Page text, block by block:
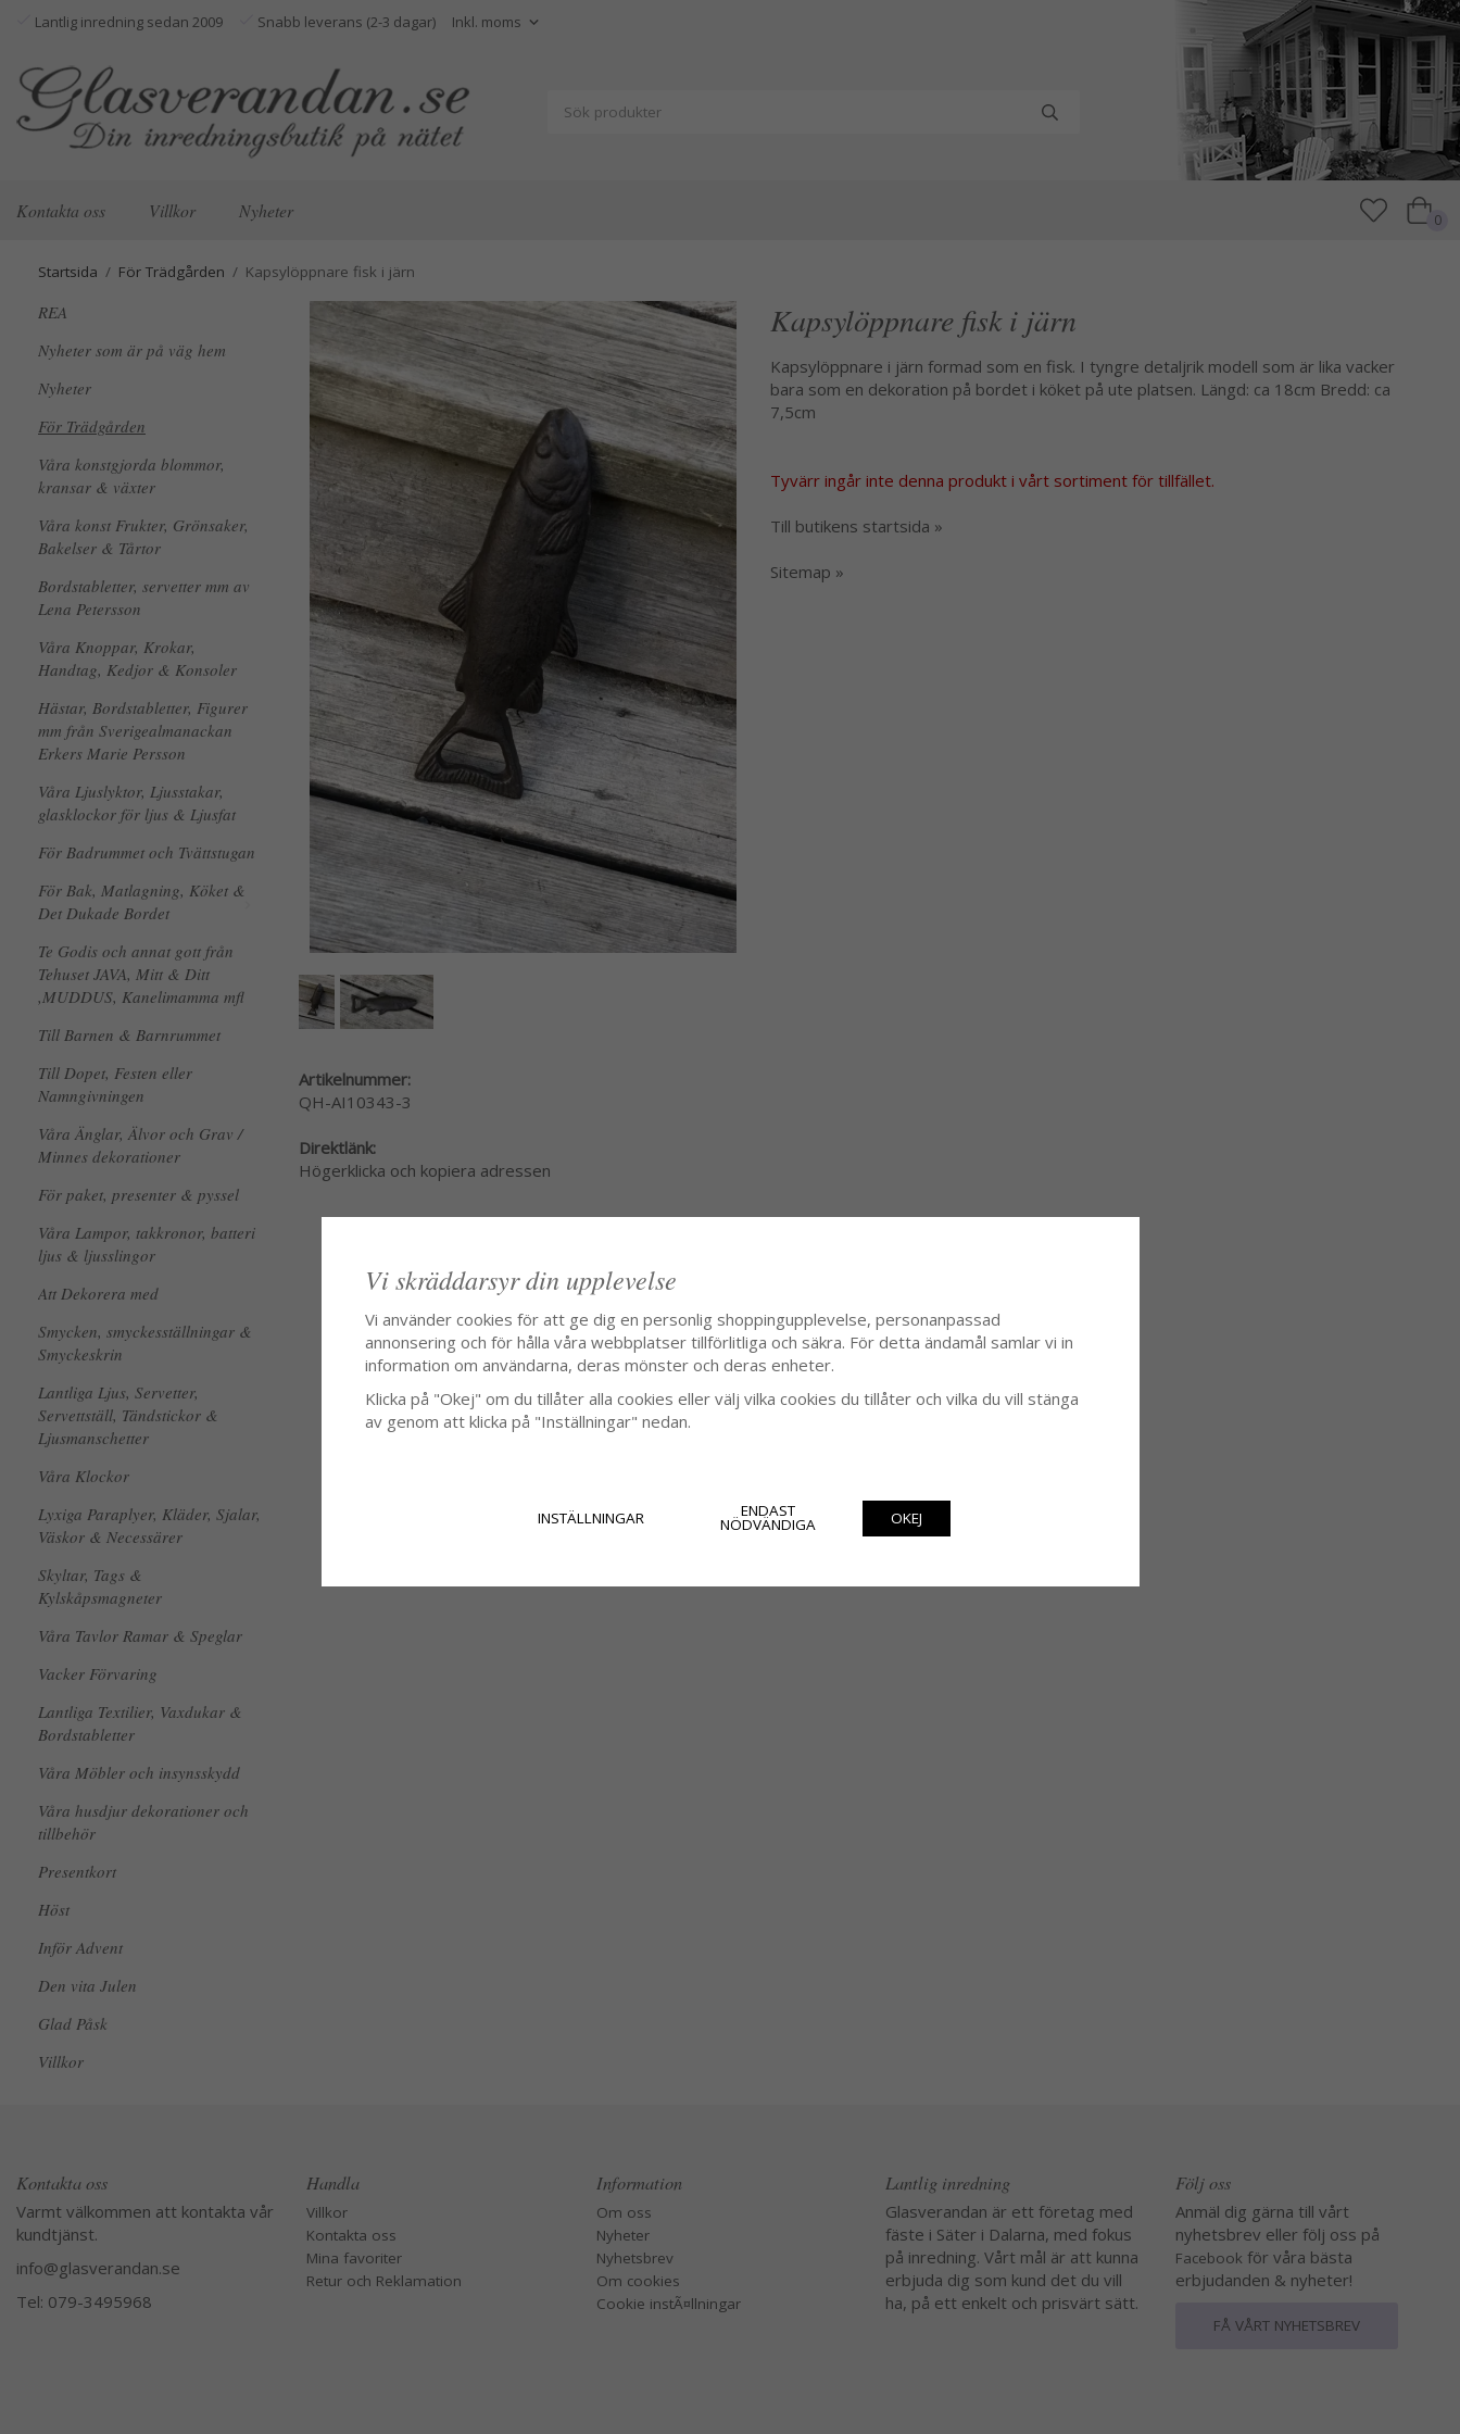
Lantlig inredning sedan 2009 Snabb leverans (2-3 dagar)
Kontakta oss Villkor Nyheter 0
Startsida / För Trädgården / Kapsylöppnare fisk i järn
REA
Nyheter som är på väg hem
Nyheter
För Trädgården
Våra konstgjorda blommor,
kransar & växter
Våra konst Frukter, Grönsaker,
Bakelser & Tårtor
Bordstabletter, servetter mm av
Lena Petersson
Våra Knoppar, Krokar,
Handtag, Kedjor & Konsoler
Hästar, Bordstabletter, Figurer
mm från Sverigealmanackan
Erkers Marie Persson
Våra Ljuslyktor, Ljusstakar,
glasklockor för ljus & Ljusfat
För Badrummet och Tvättstugan
För Bak, Matlagning, Köket &
Det Dukade Bordet
Te Godis och annat gott från
Tehuset JAVA, Mitt & Ditt
,MUDDUS, Kanelimamma mfl
Till Barnen & Barnrummet
Till Dopet, Festen eller
Namngivningen
Våra Änglar, Älvor och Grav /
Minnes dekorationer
För paket, presenter & pyssel
Våra Lampor, takkronor, batteri
ljus & ljusslingor
Att Dekorera med
Smycken, smyckesställningar &
Smyckeskrin
Lantliga Ljus, Servetter,
Servettställ, Tändstickor &
Ljusmanschetter
Våra Klockor
Lyxiga Paraplyer, Kläder, Sjalar,
Väskor & Necessärer
Skyltar, Tags &
Kylskåpsmagneter
Våra Tavlor Ramar & Speglar
Vacker Förvaring
Lantliga Textilier, Vaxdukar &
Bordstabletter
Våra Möbler och insynsskydd
Våra husdjur dekorationer och
tillbehör
Presentkort
Höst
Inför Advent
Den vita Julen
Glad Påsk
Villkor
Kapsylöppnare fisk i järn
Kapsylöppnare i järn formad som en fisk. I tyngre detaljrik modell som är lika vacker
bara som en dekoration på bordet i köket på ute platsen. Längd: ca 18cm Bredd: ca
7,5cm
Tyvärr ingår inte denna produkt i vårt sortiment för tillfället.
Till butikens startsida »
Sitemap »
Artikelnummer:
QH-AI10343-3
Direktlänk:
Högerklicka och kopiera adressen
Kontakta oss
Varmt välkommen att kontakta vår
kundtjänst.
info@glasverandan.se
Tel: 079-3495968
Handla
Villkor
Kontakta oss
Mina favoriter
Retur och Reklamation
Information
Om oss
Nyheter
Nyhetsbrev
Om cookies
Cookie instÃ¤llningar
Lantlig inredning
Glasverandan är ett företag med
fäste i Säter i Dalarna, med fokus
på inredning. Vårt mål är att kunna
erbjuda dig som kund det du vill
ha, på ett enkelt och prisvärt sätt.
Följ oss
Anmäl dig gärna till vårt
nyhetsbrev eller följ oss på
Facebook för våra bästa
erbjudanden & nyheter!
FÅ VÅRT NYHETSBREV
Vi skräddarsyr din upplevelse
Vi använder cookies för att ge dig en personlig shoppingupplevelse, personanpassad
annonsering och för hålla våra webbplatser tillförlitliga och säkra. För detta ändamål samlar vi in
information om användarna, deras mönster och deras enheter.
Klicka på "Okej" om du tillåter alla cookies eller välj vilka cookies du tillåter och vilka du vill stänga
av genom att klicka på "Inställningar" nedan.
INSTÄLLNINGAR ENDAST
NÖDVÄNDIGA OKEJ